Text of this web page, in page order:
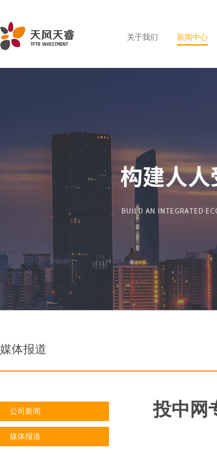
关于我们 新闻中心
媒体报道
公司新闻
媒体报道
投中网